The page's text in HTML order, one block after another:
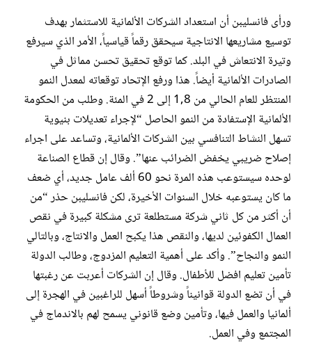
ورأى فانسليبن أن استعداد الشركات الألمانية للاستثمار بهدف
توسيع مشاريعها الانتاجية سيحقق رقماً قياسياً، الأمر الذي سيرفع
وتيرة الانتعاش في البلد. كما توقع تحقيق تحسن مماثل في
الصادرات الألمانية أيضاً. هذا ورفع الإتحاد توقعاته لمعدل النمو
المنتظر للعام الحالي من 1,8 إلى 2 في المئة. وطلب من الحكومة
الألمانية الإستفادة من النمو الحاصل “لإجراء تعديلات بنيوية
تسهل النشاط التنافسي بين الشركات الألمانية، وتساعد على اجراء
إصلاح ضريبي يخفض الضرائب عنها”. وقال إن قطاع الصناعة
لوحده سيستوعب هذه المرة نحو 60 ألف عامل جديد، أي ضعف
ما كان يستوعبه خلال السنوات الأخيرة، لكن فانسليبن حذر “من
أن أكثر من كل ثاني شركة مستطلعة ترى مشكلة كبيرة في نقص
العمال الكفوئين لديها، والنقص هذا يكبح العمل والانتاج، وبالتالي
النمو والنجاح”. وأكد على أهمية التعليم المزدوج، وطالب الدولة
تأمين تعليم افضل للأطفال. وقال إن الشركات أعربت عن رغبتها
في أن تضع الدولة قوانيناً وشروطاً أسهل للراغبين في الهجرة إلى
ألمانيا والعمل فيها، وتأمين وضع قانوني يسمح لهم بالاندماج في
المجتمع وفي العمل.